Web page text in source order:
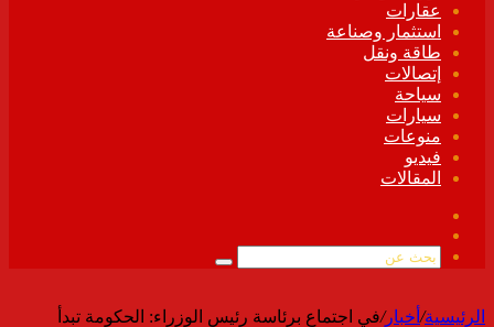
عقارات
استثمار وصناعة
طاقة ونقل
إتصالات
سياحة
سيارات
منوعات
فيديو
المقالات
الموقع
بحث
الرئيسية/ أخبار/في اجتماع برئاسة رئيس الوزراء: الحكومة تبدأ